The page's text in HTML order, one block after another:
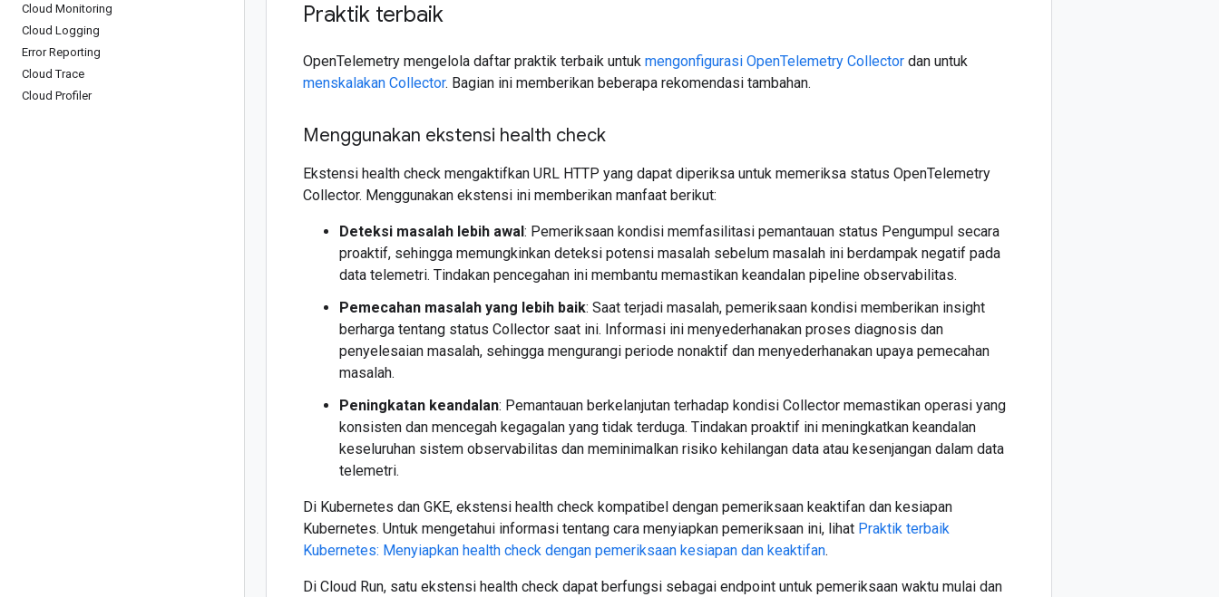
Cloud Monitoring
Cloud Logging
Error Reporting
Cloud Trace
Cloud Profiler
Praktik terbaik
OpenTelemetry mengelola daftar praktik terbaik untuk mengonfigurasi OpenTelemetry Collector dan untuk
menskalakan Collector. Bagian ini memberikan beberapa rekomendasi tambahan.
Menggunakan ekstensi health check
Ekstensi health check mengaktifkan URL HTTP yang dapat diperiksa untuk memeriksa status OpenTelemetry
Collector. Menggunakan ekstensi ini memberikan manfaat berikut:
Deteksi masalah lebih awal: Pemeriksaan kondisi memfasilitasi pemantauan status Pengumpul secara
proaktif, sehingga memungkinkan deteksi potensi masalah sebelum masalah ini berdampak negatif pada
data telemetri. Tindakan pencegahan ini membantu memastikan keandalan pipeline observabilitas.
Pemecahan masalah yang lebih baik: Saat terjadi masalah, pemeriksaan kondisi memberikan insight
berharga tentang status Collector saat ini. Informasi ini menyederhanakan proses diagnosis dan
penyelesaian masalah, sehingga mengurangi periode nonaktif dan menyederhanakan upaya pemecahan
masalah.
Peningkatan keandalan: Pemantauan berkelanjutan terhadap kondisi Collector memastikan operasi yang
konsisten dan mencegah kegagalan yang tidak terduga. Tindakan proaktif ini meningkatkan keandalan
keseluruhan sistem observabilitas dan meminimalkan risiko kehilangan data atau kesenjangan dalam data
telemetri.
Di Kubernetes dan GKE, ekstensi health check kompatibel dengan pemeriksaan keaktifan dan kesiapan
Kubernetes. Untuk mengetahui informasi tentang cara menyiapkan pemeriksaan ini, lihat Praktik terbaik
Kubernetes: Menyiapkan health check dengan pemeriksaan kesiapan dan keaktifan.
Di Cloud Run, satu ekstensi health check dapat berfungsi sebagai endpoint untuk pemeriksaan waktu mulai dan